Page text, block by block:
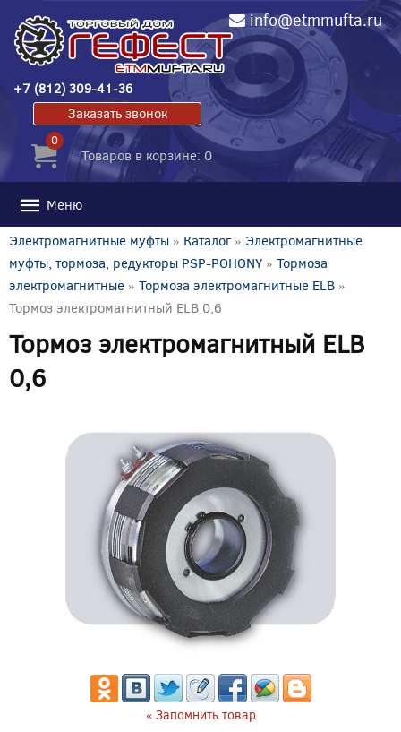
info@etmmufta.ru
+7 (812) 309-41-36
Заказать звонок
0
Товаров в корзине: 0
Меню
Электромагнитные муфты » Каталог» Электромагнитные
муфты, тормоза, редукторы PSP-POHONY » Тормоза
электромагнитные » Тормоза электромагнитные ELB »
Тормоз электромагнитный ELB 0,6
Тормоз электромагнитный ELB
0,6
« Запомнить товар